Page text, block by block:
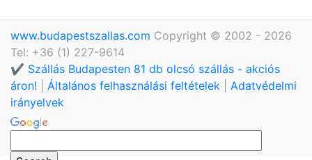
www.budapestszallas.com Copyright © 2002 - 2026
Tel: +36 (1) 227-9614
✔️ Szállás Budapesten 81 db olcsó szállás - akciós
áron!
Általános felhasználási feltételek
Adatvédelmi
irányelvek